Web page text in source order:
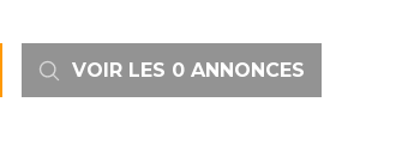
VOIR LES 0 ANNONCES